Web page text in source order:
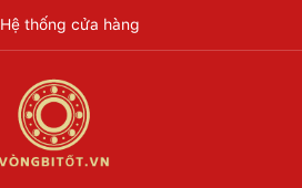
Hệ thống cửa hàng